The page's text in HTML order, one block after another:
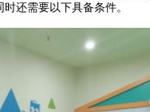
还需要以下具备条件。